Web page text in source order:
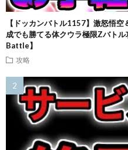
【ドッカンバトル1157】激怒悟
成でも勝てる体クウラ極限Zバト
Battle】
攻略